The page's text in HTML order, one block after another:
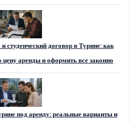
договор в Турине: как
аренды и оформить все законно
под аренду: реальные варианты и